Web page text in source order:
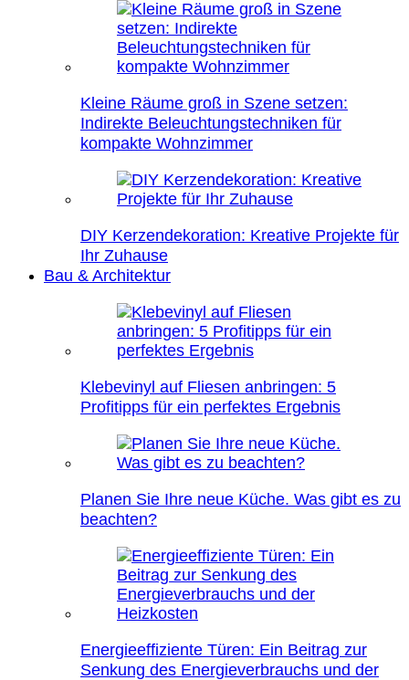
Kleine Räume groß in Szene setzen:
Indirekte Beleuchtungstechniken für
kompakte Wohnzimmer
DIY Kerzendekoration: Kreative Projekte für
Ihr Zuhause
Bau & Architektur
Klebevinyl auf Fliesen anbringen: 5
Profitipps für ein perfektes Ergebnis
Planen Sie Ihre neue Küche. Was gibt es zu
beachten?
Energieeffiziente Türen: Ein Beitrag zur
Senkung des Energieverbrauchs und der